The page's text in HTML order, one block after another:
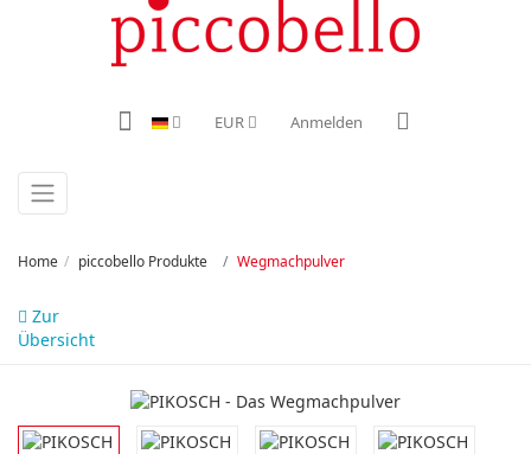
EUR Anmelden
Home piccobello Produkte Wegmachpulver
Zur
Übersicht